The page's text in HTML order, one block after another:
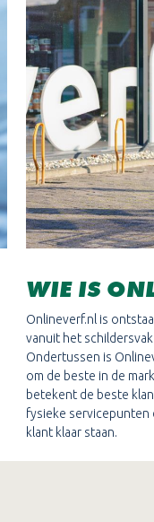
WIE IS
Onlineverf.nl is
vanuit het
Ondertussen is
om de beste in de
betekent de beste
fysieke servicepunten
klant klaar staan.